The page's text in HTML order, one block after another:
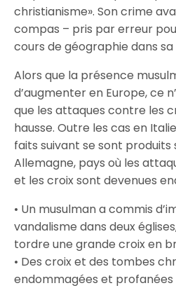
christianisme». Son crime
compas – pris par erreur
cours de géographie dans sa
Alors que la présence
d’augmenter en Europe, ce
que les attaques contre les
hausse. Outre les cas en
faits suivant se sont produits
Allemagne, pays où les
et les croix sont devenues
• Un musulman a commis
vandalisme dans deux
tordre une grande croix en
• Des croix et des tombes
endommagées et